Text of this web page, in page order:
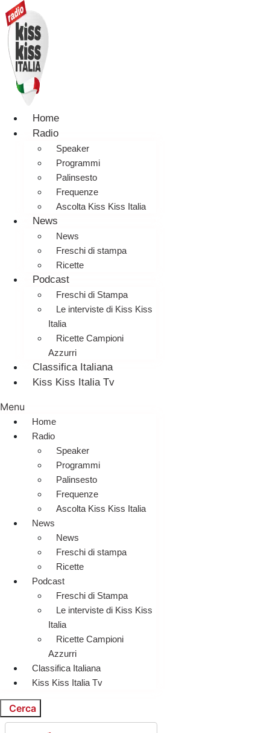
Home
Radio
Speaker
Programmi
Palinsesto
Frequenze
Ascolta Kiss Kiss Italia
News
News
Freschi di stampa
Ricette
Podcast
Freschi di Stampa
Le interviste di Kiss Kiss
Italia
Ricette Campioni
Azzurri
Classifica Italiana
Kiss Kiss Italia Tv
Menu
Home
Radio
Speaker
Programmi
Palinsesto
Frequenze
Ascolta Kiss Kiss Italia
News
News
Freschi di stampa
Ricette
Podcast
Freschi di Stampa
Le interviste di Kiss Kiss
Italia
Ricette Campioni
Azzurri
Classifica Italiana
Kiss Kiss Italia Tv
Cerca